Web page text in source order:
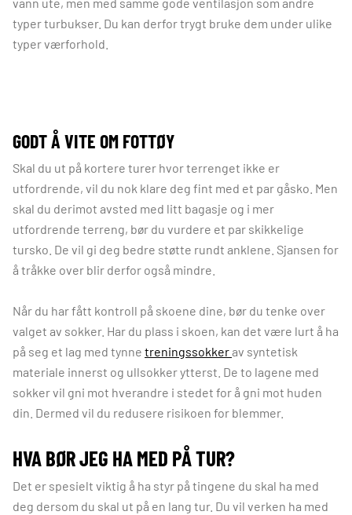
typer turbukser. Du kan derfor trygt bruke dem under ulike
typer værforhold.
GODT Å VITE OM FOTTØY
Skal du ut på kortere turer hvor terrenget ikke er
utfordrende, vil du nok klare deg fint med et par gåsko. Men
skal du derimot avsted med litt bagasje og i mer
utfordrende terreng, bør du vurdere et par skikkelige
tursko. De vil gi deg bedre støtte rundt anklene. Sjansen for
å tråkke over blir derfor også mindre.
Når du har fått kontroll på skoene dine, bør du tenke over
valget av sokker. Har du plass i skoen, kan det være lurt å ha
på seg et lag med tynne treningssokkerav syntetisk
materiale innerst og ullsokker ytterst. De to lagene med
sokker vil gni mot hverandre i stedet for å gni mot huden
din. Dermed vil du redusere risikoen for blemmer.
HVA BØR JEG HA MED PÅ TUR?
Det er spesielt viktig å ha styr på tingene du skal ha med
deg dersom du skal ut på en lang tur. Du vil verken ha med